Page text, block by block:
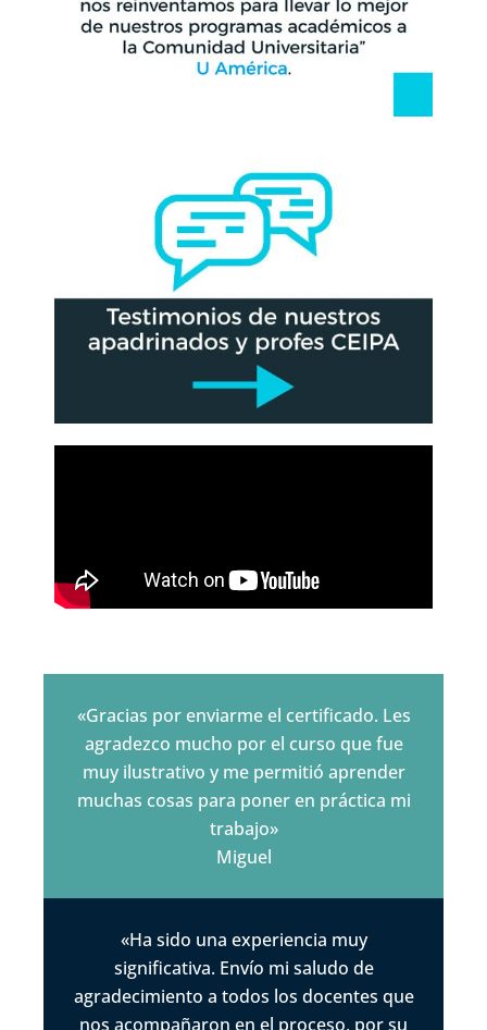
«Gracias por enviarme el certificado. Les
agradezco mucho por el curso que fue
muy ilustrativo y me permitió aprender
muchas cosas para poner en práctica mi
trabajo»
Miguel
«Ha sido una experiencia muy
significativa. Envío mi saludo de
agradecimiento a todos los docentes que
nos acompañaron en el proceso, por su